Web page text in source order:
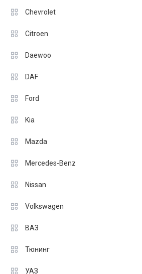
Chevrolet
Citroen
Daewoo
DAF
Ford
Kia
Mazda
Mercedes-Benz
Nissan
Volkswagen
ВАЗ
Тюнинг
УАЗ